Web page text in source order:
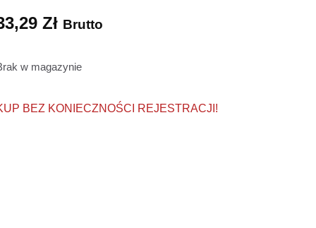
Zł Brutto
w magazynie
BEZ KONIECZNOŚCI REJESTRACJI!